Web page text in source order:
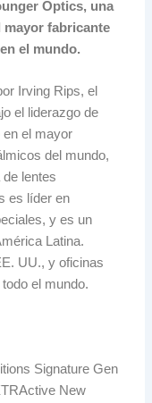
Optics, una
mayor fabricante
el mundo.
Irving Rips, el
el liderazgo de
en el mayor
del mundo,
lentes
es líder en
y es un
Latina.
UU., y oficinas
el mundo.
Signature Gen
New